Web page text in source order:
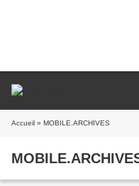
Accueil » MOBILE.ARCHIVES